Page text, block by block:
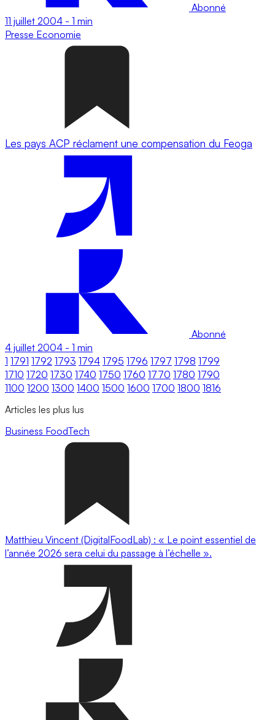
Abonné
11 juillet 2004 - 1 min
Presse Economie
Les pays ACP réclament une compensation du Feoga
Abonné
4 juillet 2004 - 1 min
1 1791 1792 1793 1794 1795 1796 1797 1798 1799
1710 1720 1730 1740 1750 1760 1770 1780 1790
1100 1200 1300 1400 1500 1600 1700 1800 1816
Articles les plus lus
Business FoodTech
Matthieu Vincent (DigitalFoodLab) : « Le point essentiel de
l’année 2026 sera celui du passage à l’échelle ».